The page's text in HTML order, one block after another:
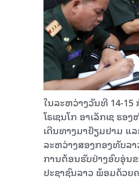
ໃນລະຫວ່າງວັນທີ 14-
ໂຣເຊນໂກ ອາເລັກເຊ
ເດີນທາງມາຢ້ຽມຢາມ ແ
ລະຫວ່າງສອງກອງທັບລ
ການຕ້ອນຮັບຢ່າງອົບອຸ່ນ
ປະຊາຊົນລາວ ພ້ອມດ້ວຍ